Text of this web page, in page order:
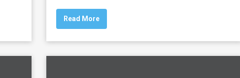
c
e
b
o
tt
er
Read More